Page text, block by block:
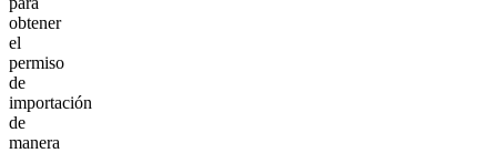
obtener
el
permiso
de
importación
de
manera